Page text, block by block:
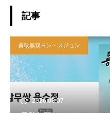
記事
勇敢無双ヨン・スジョン
2026.08.07